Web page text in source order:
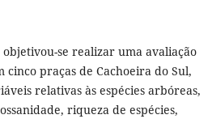
se realizar uma avaliação
praças de Cachoeira do Sul,
relativas às espécies arbóreas,
riqueza de espécies,